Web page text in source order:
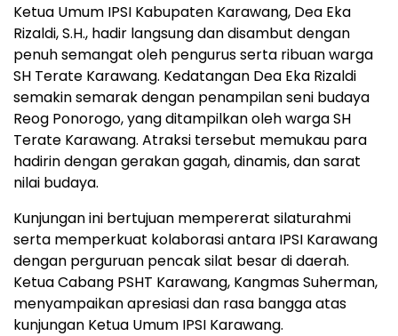
Ketua Umum IPSI Kabupaten Karawang, Dea Eka
Rizaldi, S.H., hadir langsung dan disambut dengan
penuh semangat oleh pengurus serta ribuan warga
SH Terate Karawang. Kedatangan Dea Eka Rizaldi
semakin semarak dengan penampilan seni budaya
Reog Ponorogo, yang ditampilkan oleh warga SH
Terate Karawang. Atraksi tersebut memukau para
hadirin dengan gerakan gagah, dinamis, dan sarat
nilai budaya.
Kunjungan ini bertujuan mempererat silaturahmi
serta memperkuat kolaborasi antara IPSI Karawang
dengan perguruan pencak silat besar di daerah.
Ketua Cabang PSHT Karawang, Kangmas Suherman,
menyampaikan apresiasi dan rasa bangga atas
kunjungan Ketua Umum IPSI Karawang.